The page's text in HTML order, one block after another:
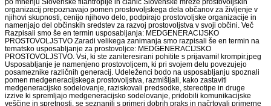
organizacij prepoznavajo pomen prostovoljskega dela občanov za življenje v
njihovi skupnosti, cenijo njihovo delo, podpirajo prostovoljske organizacije in
namenjajo del občinskih sredstev za razvoj prostovoljstva v svoji občini. Več
Razpisali smo še en termin usposabljanja: MEDGENERACIJSKO
PROSTOVOLJSTVO Zaradi velikega zanimanja smo razpisali še en termin na
tematsko usposabljanje za prostovoljce: MEDGENERACIJSKO
PROSTOVOLJSTVO. Vsi, ki ste zaniteresirani pohitite s prijavami! krompir.jpeg
Usposabljanje je namenjeno prostovoljcem, ki pri svojem delu povezujejo
posameznike različnih generacij. Udeleženci bodo na usposabljanju spoznali
pomen medgeneracijskega prostovoljstva, razmišljali, kako zastaviti
medgeneracijsko sodelovanje, raziskovali predsodke, stereotipe in druge
izzive ki spremljajo medgeneracijsko sodelovanje, pridobili komunikacijske
veščine in spretnosti, se seznanili s primeri dobrih praks in načrtovali primerne